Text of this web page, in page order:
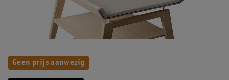
Geen prijs aanwezig